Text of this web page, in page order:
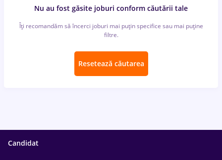
Nu au fost găsite joburi conform căutării tale
Îți recomandăm să încerci joburi mai puțin specifice sau mai puține
filtre.
Resetează căutarea
Candidat